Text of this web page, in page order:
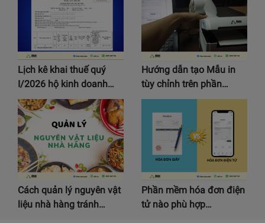
Lịch kê khai thuế quý
I/2026 hộ kinh doanh…
Hướng dẫn tạo Mẫu in
tùy chỉnh trên phần…
Cách quản lý nguyên vật
liệu nhà hàng tránh…
Phần mềm hóa đơn điện
tử nào phù hợp…